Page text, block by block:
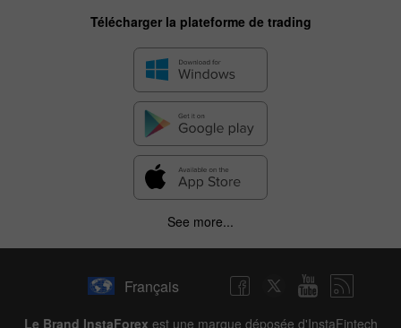
Télécharger la plateforme de trading
See more...
Français
Le Brand InstaForex est une marque déposée d'InstaFintech